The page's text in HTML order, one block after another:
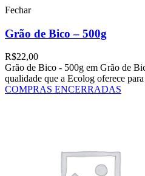
Fechar
Grão de Bico – 500g
R$22,00
Grão de Bico - 500g em Grão de
qualidade que a Ecolog oferece
COMPRAS ENCERRADAS